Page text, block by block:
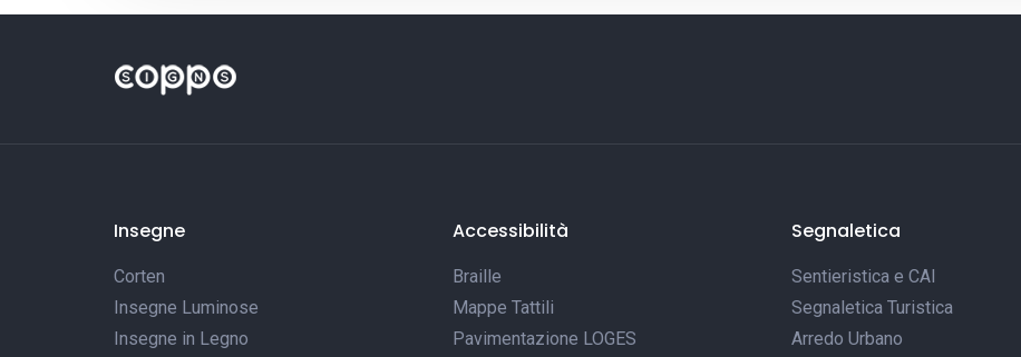
Insegne
Corten
Insegne Luminose
Insegne in Legno
Accessibilità
Braille
Mappe Tattili
Pavimentazione LOGES
Segnaletica
Sentieristica e CAI
Segnaletica Turistica
Arredo Urbano